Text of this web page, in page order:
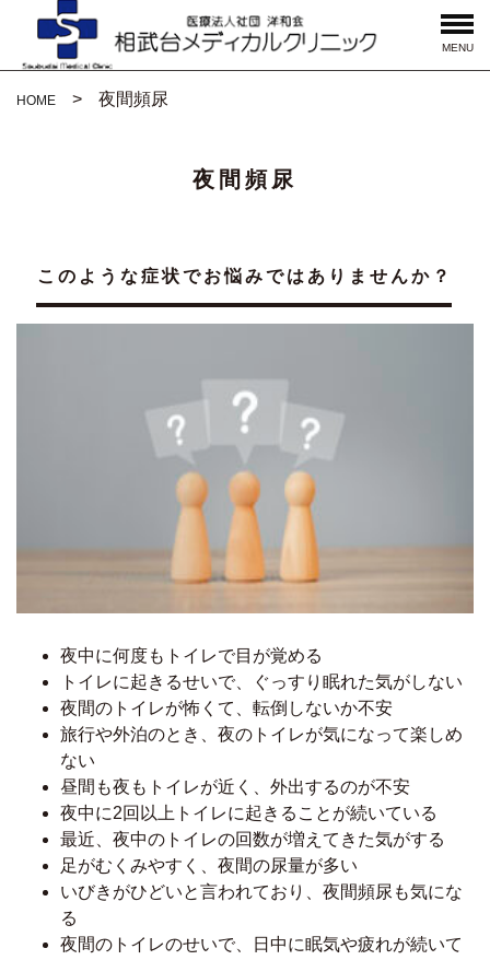
MENU
HOME 夜間頻尿
夜間頻尿
このような症状でお悩みではありませんか？
夜中に何度もトイレで目が覚める
トイレに起きるせいで、ぐっすり眠れた気がしない
夜間のトイレが怖くて、転倒しないか不安
旅行や外泊のとき、夜のトイレが気になって楽しめ
ない
昼間も夜もトイレが近く、外出するのが不安
夜中に2回以上トイレに起きることが続いている
最近、夜中のトイレの回数が増えてきた気がする
足がむくみやすく、夜間の尿量が多い
いびきがひどいと言われており、夜間頻尿も気にな
る
夜間のトイレのせいで、日中に眠気や疲れが続いて